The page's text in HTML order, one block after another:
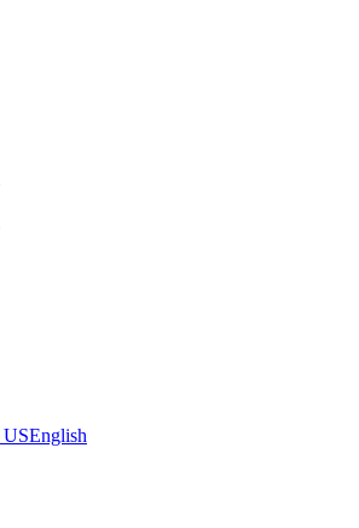
English